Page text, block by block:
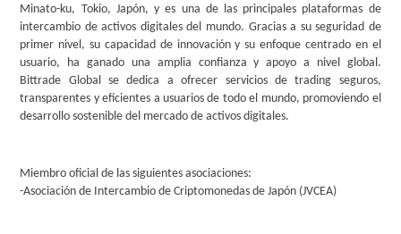
Minato-ku, Tokio, Japón, y es una de las principales plataformas de
intercambio de activos digitales del mundo. Gracias a su seguridad de
primer nivel, su capacidad de innovación y su enfoque centrado en el
usuario, ha ganado una amplia confianza y apoyo a nivel global.
Bittrade Global se dedica a ofrecer servicios de trading seguros,
transparentes y eficientes a usuarios de todo el mundo, promoviendo el
desarrollo sostenible del mercado de activos digitales.
Miembro oficial de las siguientes asociaciones:
-Asociación de Intercambio de Criptomonedas de Japón (JVCEA)